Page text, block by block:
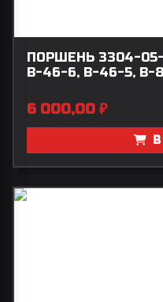
ПОРШЕНЬ 3304-
В-46-6, В-46-5, В-
6 000,00 ₽